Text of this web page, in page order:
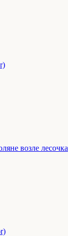
возле лесочка